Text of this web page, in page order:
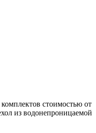
стоимостью от
из водонепроницаемой